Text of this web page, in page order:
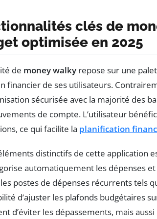
clés de
optimisée en 2025
de money walky repose sur une
financier de ses utilisateurs.
sécurisée avec la majorité des
de compte. L’utilisateur
ce qui facilite la planification
distinctifs de cette application
automatiquement les dépenses
postes de dépenses récurrents tels
d’ajuster les plafonds budgétaires
d’éviter les dépassements, mais